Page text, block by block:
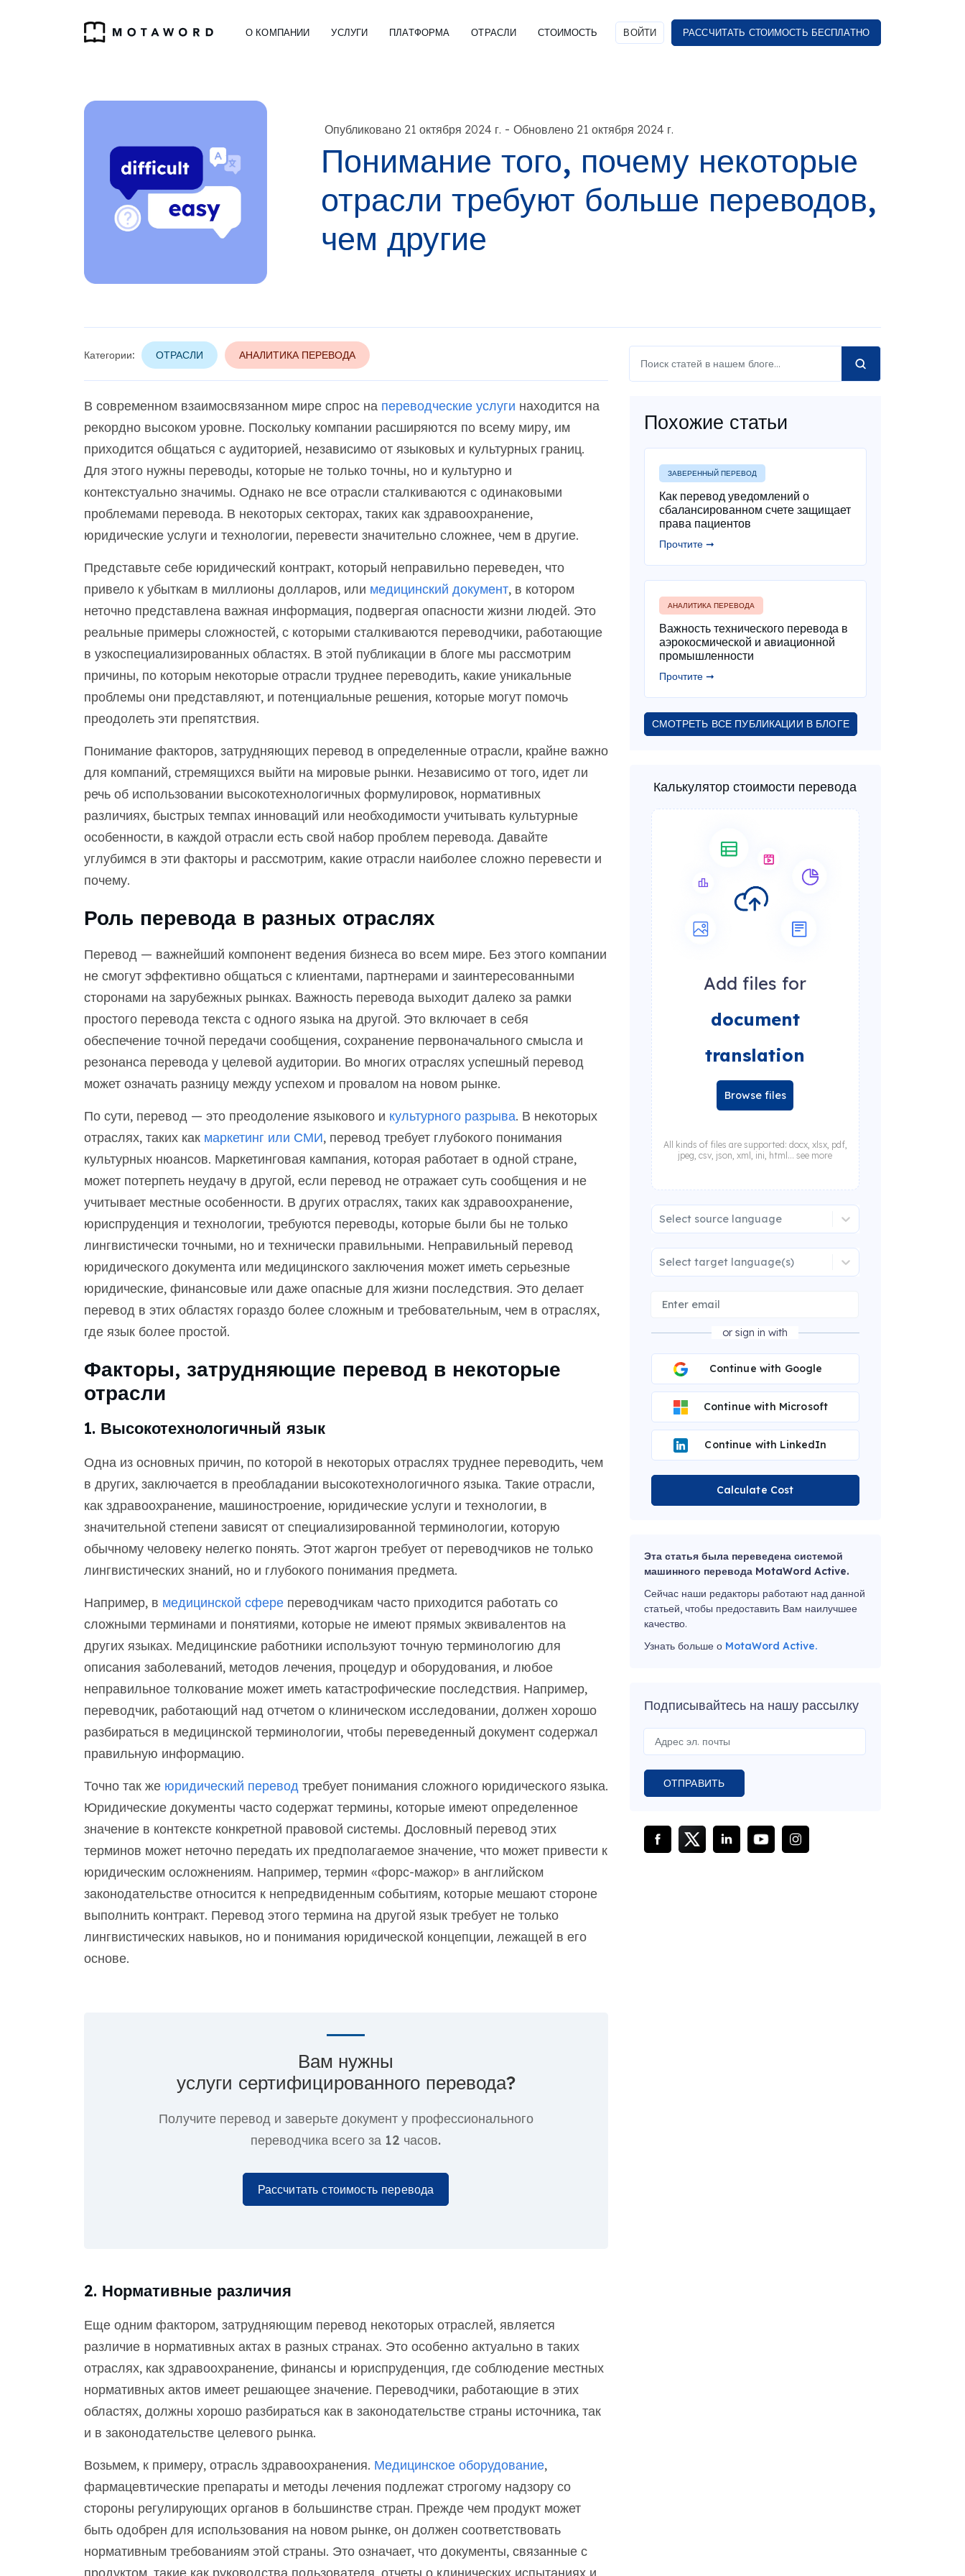
О КОМПАНИИ УСЛУГИ ПЛАТФОРМА ОТРАСЛИ СТОИМОСТЬ ВОЙТИ РАССЧИТАТЬ СТОИМОСТЬ БЕСПЛАТНО
Опубликовано 21 октября 2024 г. - Обновлено 21 октября 2024 г.
Понимание того, почему некоторые
отрасли требуют больше переводов,
чем другие
Категории: ОТРАСЛИ АНАЛИТИКА ПЕРЕВОДА
В современном взаимосвязанном мире спрос на переводческие услуги находится на
рекордно высоком уровне. Поскольку компании расширяются по всему миру, им
приходится общаться с аудиторией, независимо от языковых и культурных границ.
Для этого нужны переводы, которые не только точны, но и культурно и
контекстуально значимы. Однако не все отрасли сталкиваются с одинаковыми
проблемами перевода. В некоторых секторах, таких как здравоохранение,
юридические услуги и технологии, перевести значительно сложнее, чем в другие.
Представьте себе юридический контракт, который неправильно переведен, что
привело к убыткам в миллионы долларов, или медицинский документ, в котором
неточно представлена важная информация, подвергая опасности жизни людей. Это
реальные примеры сложностей, с которыми сталкиваются переводчики, работающие
в узкоспециализированных областях. В этой публикации в блоге мы рассмотрим
причины, по которым некоторые отрасли труднее переводить, какие уникальные
проблемы они представляют, и потенциальные решения, которые могут помочь
преодолеть эти препятствия.
Понимание факторов, затрудняющих перевод в определенные отрасли, крайне важно
для компаний, стремящихся выйти на мировые рынки. Независимо от того, идет ли
речь об использовании высокотехнологичных формулировок, нормативных
различиях, быстрых темпах инноваций или необходимости учитывать культурные
особенности, в каждой отрасли есть свой набор проблем перевода. Давайте
углубимся в эти факторы и рассмотрим, какие отрасли наиболее сложно перевести и
почему.
Роль перевода в разных отраслях
Перевод — важнейший компонент ведения бизнеса во всем мире. Без этого компании
не смогут эффективно общаться с клиентами, партнерами и заинтересованными
сторонами на зарубежных рынках. Важность перевода выходит далеко за рамки
простого перевода текста с одного языка на другой. Это включает в себя
обеспечение точной передачи сообщения, сохранение первоначального смысла и
резонанса перевода у целевой аудитории. Во многих отраслях успешный перевод
может означать разницу между успехом и провалом на новом рынке.
По сути, перевод — это преодоление языкового и культурного разрыва. В некоторых
отраслях, таких как маркетинг или СМИ, перевод требует глубокого понимания
культурных нюансов. Маркетинговая кампания, которая работает в одной стране,
может потерпеть неудачу в другой, если перевод не отражает суть сообщения и не
учитывает местные особенности. В других отраслях, таких как здравоохранение,
юриспруденция и технологии, требуются переводы, которые были бы не только
лингвистически точными, но и технически правильными. Неправильный перевод
юридического документа или медицинского заключения может иметь серьезные
юридические, финансовые или даже опасные для жизни последствия. Это делает
перевод в этих областях гораздо более сложным и требовательным, чем в отраслях,
где язык более простой.
Факторы, затрудняющие перевод в некоторые
отрасли
1. Высокотехнологичный язык
Одна из основных причин, по которой в некоторых отраслях труднее переводить, чем
в других, заключается в преобладании высокотехнологичного языка. Такие отрасли,
как здравоохранение, машиностроение, юридические услуги и технологии, в
значительной степени зависят от специализированной терминологии, которую
обычному человеку нелегко понять. Этот жаргон требует от переводчиков не только
лингвистических знаний, но и глубокого понимания предмета.
Например, в медицинской сферепереводчикам часто приходится работать со
сложными терминами и понятиями, которые не имеют прямых эквивалентов на
других языках. Медицинские работники используют точную терминологию для
описания заболеваний, методов лечения, процедур и оборудования, и любое
неправильное толкование может иметь катастрофические последствия. Например,
переводчик, работающий над отчетом о клиническом исследовании, должен хорошо
разбираться в медицинской терминологии, чтобы переведенный документ содержал
правильную информацию.
Точно так же юридический переводтребует понимания сложного юридического языка.
Юридические документы часто содержат термины, которые имеют определенное
значение в контексте конкретной правовой системы. Дословный перевод этих
терминов может неточно передать их предполагаемое значение, что может привести к
юридическим осложнениям. Например, термин «форс-мажор» в английском
законодательстве относится к непредвиденным событиям, которые мешают стороне
выполнить контракт. Перевод этого термина на другой язык требует не только
лингвистических навыков, но и понимания юридической концепции, лежащей в его
основе.
Вам нужны
услуги сертифицированного перевода?
Получите перевод и заверьте документ у профессионального
переводчика всего за 12 часов.
Рассчитать стоимость перевода
2. Нормативные различия
Еще одним фактором, затрудняющим перевод некоторых отраслей, является
различие в нормативных актах в разных странах. Это особенно актуально в таких
отраслях, как здравоохранение, финансы и юриспруденция, где соблюдение местных
нормативных актов имеет решающее значение. Переводчики, работающие в этих
областях, должны хорошо разбираться как в законодательстве страны источника, так
и в законодательстве целевого рынка.
Возьмем, к примеру, отрасль здравоохранения. Медицинское оборудование,
фармацевтические препараты и методы лечения подлежат строгому надзору со
стороны регулирующих органов в большинстве стран. Прежде чем продукт может
быть одобрен для использования на новом рынке, он должен соответствовать
нормативным требованиям этой страны. Это означает, что документы, связанные с
Похожие статьи
ЗАВЕРЕННЫЙ ПЕРЕВОД
Как перевод уведомлений о
сбалансированном счете защищает
права пациентов
Прочтите ➞
АНАЛИТИКА ПЕРЕВОДА
Важность технического перевода в
аэрокосмической и авиационной
промышленности
Прочтите ➞
СМОТРЕТЬ ВСЕ ПУБЛИКАЦИИ В БЛОГЕ
Калькулятор стоимости перевода
Add files for
document
translation
Browse files
All kinds of files are supported: docx, xlsx, pdf,
jpeg, csv, json, xml, ini, html... see more
Select source language
Select target language(s)
or sign in with
Continue with Google
Continue with Microsoft
Continue with LinkedIn
Calculate Cost
Эта статья была переведена системой
машинного перевода MotaWord Active.
Сейчас наши редакторы работают над данной
статьей, чтобы предоставить Вам наилучшее
качество.
Узнать больше о MotaWord Active.
Подписывайтесь на нашу рассылку
ОТПРАВИТЬ